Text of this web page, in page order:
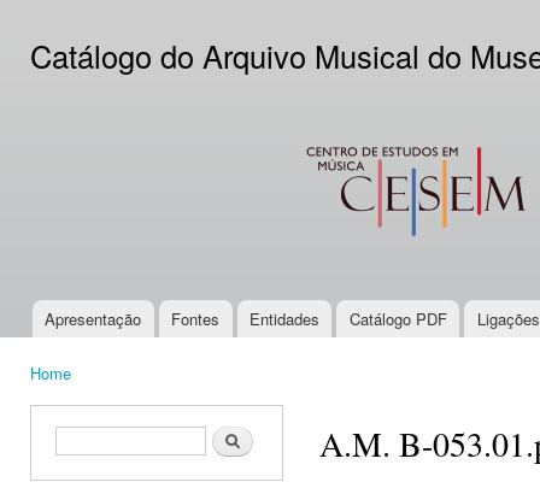
Catálogo do Arquivo Musical do
CESEM
Main menu
Apresentação Fontes Entidades Catálogo PDF
Home
Search form Search A.M. B-